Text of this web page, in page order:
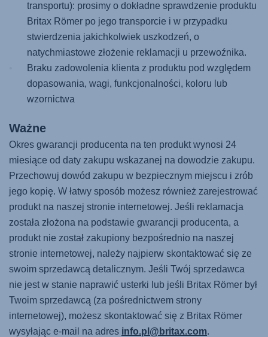
transportu): prosimy o dokładne sprawdzenie produktu
Britax Römer po jego transporcie i w przypadku
stwierdzenia jakichkolwiek uszkodzeń, o
natychmiastowe złożenie reklamacji u przewoźnika.
Braku zadowolenia klienta z produktu pod względem
dopasowania, wagi, funkcjonalności, koloru lub
wzornictwa
Ważne
Okres gwarancji producenta na ten produkt wynosi 24
miesiące od daty zakupu wskazanej na dowodzie zakupu.
Przechowuj dowód zakupu w bezpiecznym miejscu i zrób
jego kopię. W łatwy sposób możesz również zarejestrować
produkt na naszej stronie internetowej. Jeśli reklamacja
została złożona na podstawie gwarancji producenta, a
produkt nie został zakupiony bezpośrednio na naszej
stronie internetowej, należy najpierw skontaktować się ze
swoim sprzedawcą detalicznym. Jeśli Twój sprzedawca
nie jest w stanie naprawić usterki lub jeśli Britax Römer był
Twoim sprzedawcą (za pośrednictwem strony
internetowej), możesz skontaktować się z Britax Römer
wysyłając e-mail na adres info.pl@britax.com.